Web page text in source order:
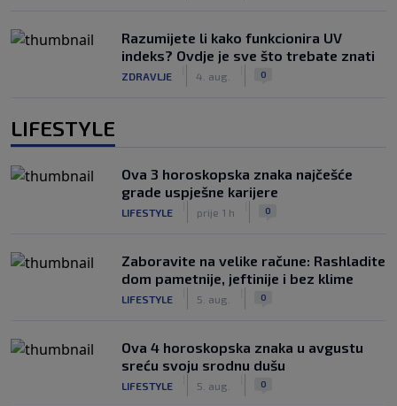
Razumijete li kako funkcionira UV
indeks? Ovdje je sve što trebate znati
ZDRAVLJE 4. aug. 0
LIFESTYLE
Ova 3 horoskopska znaka najčešće
grade uspješne karijere
LIFESTYLE prije 1 h 0
Zaboravite na velike račune: Rashladite
dom pametnije, jeftinije i bez klime
LIFESTYLE 5. aug. 0
Ova 4 horoskopska znaka u avgustu
sreću svoju srodnu dušu
LIFESTYLE 5. aug. 0